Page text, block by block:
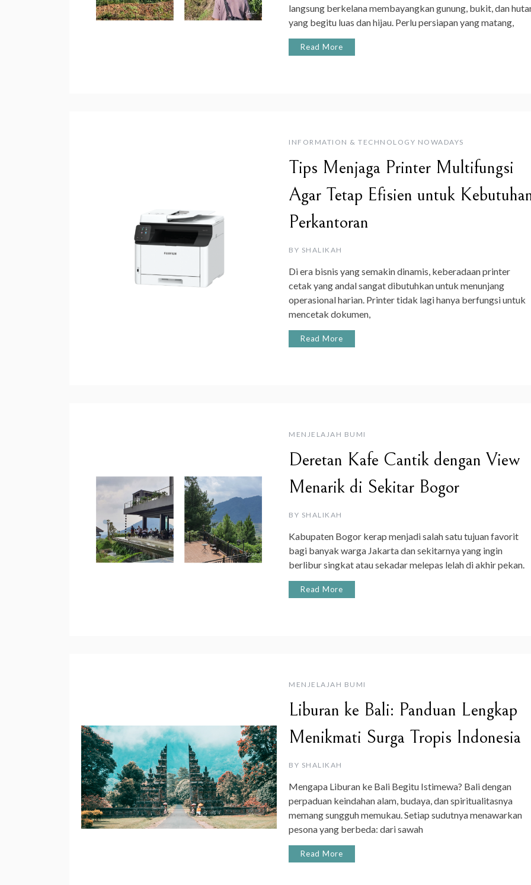
langsung berkelana membayangkan gunung, bukit, dan
yang begitu luas dan hijau. Perlu persiapan yang matang,
Read More
INFORMATION & TECHNOLOGY NOWADAYS
Tips Menjaga Printer Multifungsi
Agar Tetap Efisien untuk
Perkantoran
BY SHALIKAH
Di era bisnis yang semakin dinamis, keberadaan printer
cetak yang andal sangat dibutuhkan untuk menunjang
operasional harian. Printer tidak lagi hanya berfungsi untuk
mencetak dokumen,
Read More
MENJELAJAH BUMI
Deretan Kafe Cantik dengan View
Menarik di Sekitar Bogor
BY SHALIKAH
Kabupaten Bogor kerap menjadi salah satu tujuan favorit
bagi banyak warga Jakarta dan sekitarnya yang ingin
berlibur singkat atau sekadar melepas lelah di akhir pekan.
Read More
MENJELAJAH BUMI
Liburan ke Bali: Panduan Lengkap
Menikmati Surga Tropis Indonesia
BY SHALIKAH
Mengapa Liburan ke Bali Begitu Istimewa? Bali dengan
perpaduan keindahan alam, budaya, dan spiritualitasnya
memang sungguh memukau. Setiap sudutnya menawarkan
pesona yang berbeda: dari sawah
Read More